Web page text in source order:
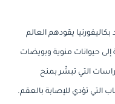
يقودهم العالم
إلى حيوانات منوية وبويضات
التي تبشّر بمنح
التي تؤدي للإصابة بالعقم.